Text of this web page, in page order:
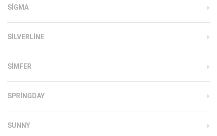
SIGMA
SILVERLINE
SIMFER
SPRINGDAY
SUNNY